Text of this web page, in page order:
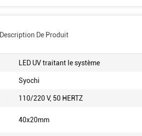
Description De Produit
LED UV traitant le système
Syochi
110/220 V, 50 HERTZ
40x20mm